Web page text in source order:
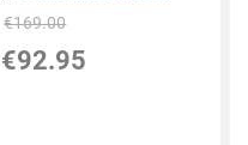
€169.00
€92.95